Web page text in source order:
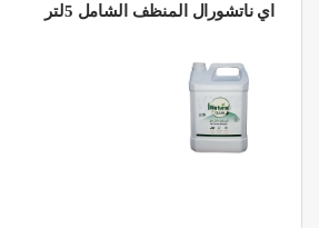
اي ناتشورال المنظف الشامل 5لتر